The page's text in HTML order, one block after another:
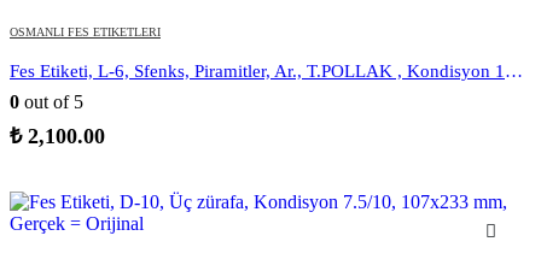
OSMANLI FES ETIKETLERI
Fes Etiketi, L-6, Sfenks, Piramitler, Ar., T.POLLAK , Kondisyon 10-10, 105×245 mm, Gerçek = Orijinal
0 out of 5
₺2,100.00